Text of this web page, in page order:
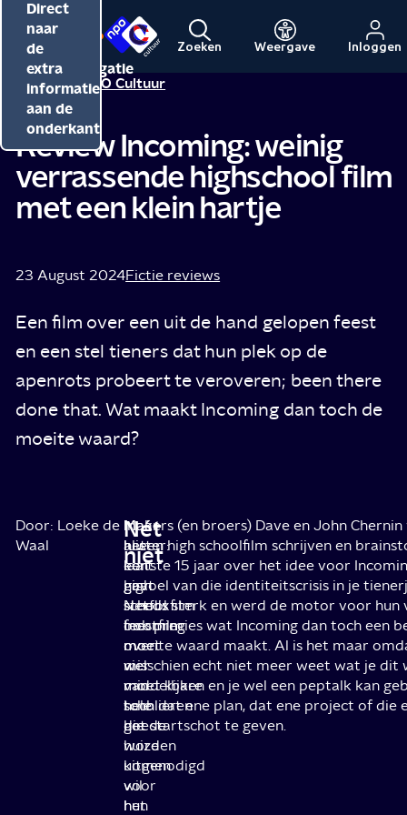
Direct
naar
de
inhoud
Direct
naar
de
hoofdnavigatie
Direct
naar
de
extra
informatie
aan de
onderkant
Menu
de
beginpagina
van
Naar
de
NPO
Zoeken Weergave Inloggen
Redactie NPO Cultuur
Review Incoming: weinig
verrassende highschool film
met een klein hartje
23 August 2024Fictie reviews
Een film over een uit de hand gelopen feest
en een stel tieners dat hun plek op de
apenrots probeert te veroveren; been there
done that. Wat maakt Incoming dan toch de
moeite waard?
Door: Loeke de
Waal
In
het
kort
gaat
Netflixfilm
Incoming
over
vier
middelbare
scholieren
die
worden
uitgenodigd
voor
hun
Nét
niet
Maar
luister:
een
high
school
feestfilm
moet
wel
van
hele
goede
huize
komen
wil
het
Makers (en broers) Dave en John
al een high schoolfilm schrijven en
laatste 15 jaar over het idee voor
gevoel van die identiteitscrisis in je
steeds sterk en werd de motor voor hun
ook precies wat Incoming dan toch een
moeite waard maakt. Al is het maar
misschien echt niet meer weet wat je dit
moet kijken en je wel een peptalk kan
toch dat ene plan, dat ene project of die
het startschot te geven.